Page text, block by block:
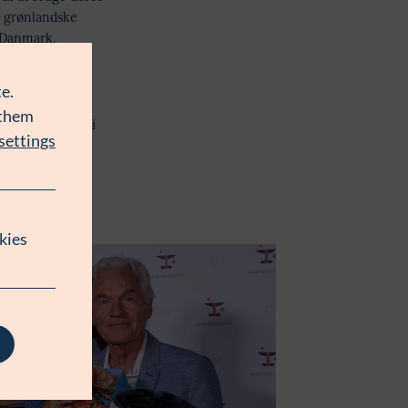
Danmark
– og
vi har i
for
og